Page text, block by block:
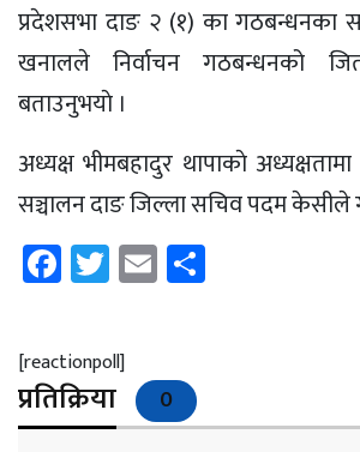
प्रदेशसभा दाङ २ (१) का गठबन्धनका
खनालले निर्वाचन गठबन्धनको
बताउनुभयाे ।
अध्यक्ष भीमबहादुर थापाकाे
सञ्चालन दाङ जिल्ला सचिव पदम केसीले
Facebook
Twitter
Email
[reactionpoll]
प्रतिक्रिया 0